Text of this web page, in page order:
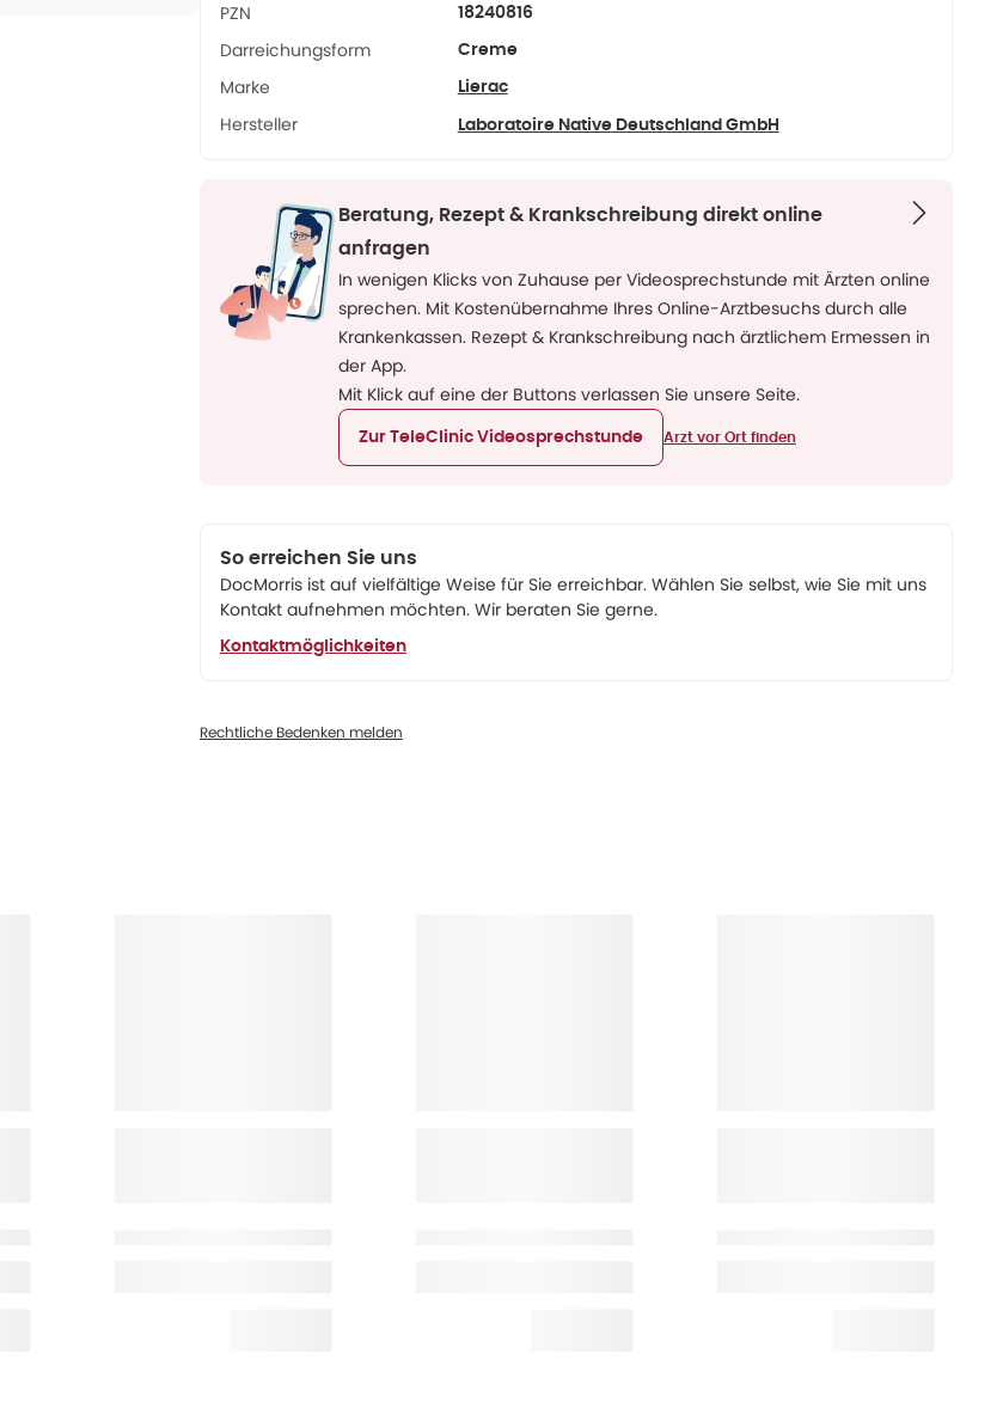
PZN 18240816
Darreichungsform Creme
Marke Lierac
Hersteller Laboratoire Native Deutschland GmbH
Beratung, Rezept & Krankschreibung direkt online
anfragen
In wenigen Klicks von Zuhause per Videosprechstunde mit Ärzten online
sprechen. Mit Kostenübernahme Ihres Online-Arztbesuchs durch alle
Krankenkassen. Rezept & Krankschreibung nach ärztlichem Ermessen in
der App.
Mit Klick auf eine der Buttons verlassen Sie unsere Seite.
Zur TeleClinic Videosprechstunde Arzt vor Ort finden
So erreichen Sie uns
DocMorris ist auf vielfältige Weise für Sie erreichbar. Wählen Sie selbst, wie Sie mit uns
Kontakt aufnehmen möchten. Wir beraten Sie gerne.
Kontaktmöglichkeiten
Rechtliche Bedenken melden